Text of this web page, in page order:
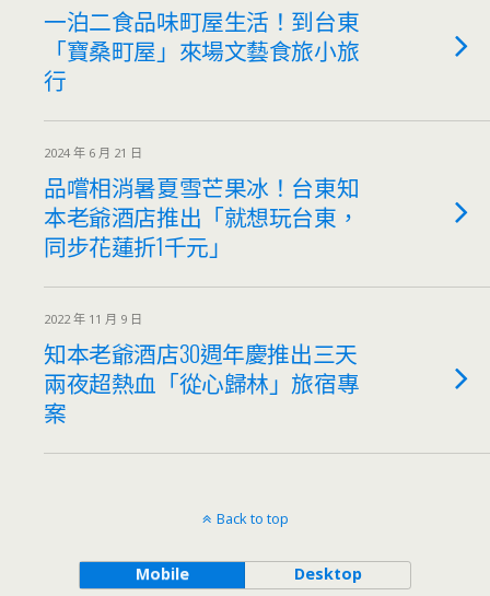
一泊二食品味町屋生活！到台東
「寶桑町屋」來場文藝食旅小旅
行
2024 年 6 月 21 日
品嚐相消暑夏雪芒果冰！台東知
本老爺酒店推出「就想玩台東，
同步花蓮折1千元」
2022 年 11 月 9 日
知本老爺酒店30週年慶推出三天
兩夜超熱血「從心歸林」旅宿專
案
Back to top
Mobile Desktop